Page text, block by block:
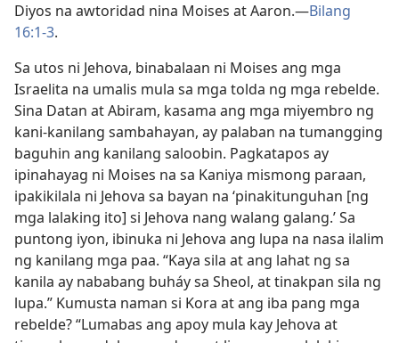
Diyos na awtoridad nina Moises at Aaron.​—Bilang
16:1-3.
Sa utos ni Jehova, binabalaan ni Moises ang mga
Israelita na umalis mula sa mga tolda ng mga rebelde.
Sina Datan at Abiram, kasama ang mga miyembro ng
kani-kanilang sambahayan, ay palaban na tumangging
baguhin ang kanilang saloobin. Pagkatapos ay
ipinahayag ni Moises na sa Kaniya mismong paraan,
ipakikilala ni Jehova sa bayan na ‘pinakitunguhan [ng
mga lalaking ito] si Jehova nang walang galang.’ Sa
puntong iyon, ibinuka ni Jehova ang lupa na nasa ilalim
ng kanilang mga paa. “Kaya sila at ang lahat ng sa
kanila ay nababang buháy sa Sheol, at tinakpan sila ng
lupa.” Kumusta naman si Kora at ang iba pang mga
rebelde? “Lumabas ang apoy mula kay Jehova at